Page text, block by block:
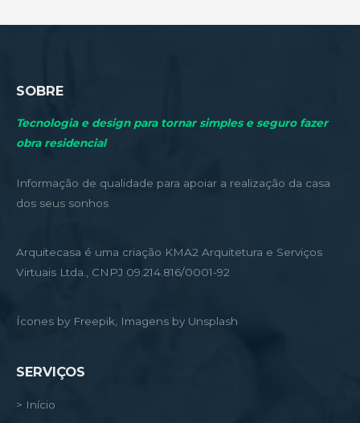
SOBRE
Tecnologia e design para tornar simples e seguro fazer
obra residencial
Informação de qualidade para apoiar a realização da casa
dos seus sonhos
Arquitecasa é uma criação KMA2 Arquitetura e Serviços
Virtuais Ltda., CNPJ 09.214.816/0001-92
Ícones by Freepik, Imagens by Unsplash
SERVIÇOS
> Início